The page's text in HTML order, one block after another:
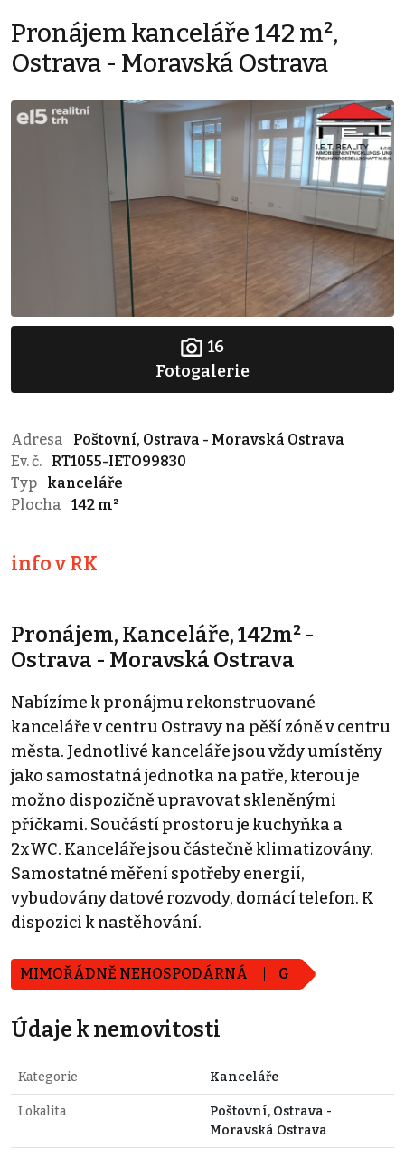
Pronájem kanceláře 142 m²,
Ostrava - Moravská Ostrava
16
Fotogalerie
Adresa
Poštovní, Ostrava - Moravská Ostrava
Ev. č.
RT1055-IETO99830
Typ
kanceláře
Plocha
142 m²
info v RK
Pronájem, Kanceláře, 142m² -
Ostrava - Moravská Ostrava
Nabízíme k pronájmu rekonstruované
kanceláře v centru Ostravy na pěší zóně v centru
města. Jednotlivé kanceláře jsou vždy umístěny
jako samostatná jednotka na patře, kterou je
možno dispozičně upravovat skleněnými
příčkami. Součástí prostoru je kuchyňka a
2xWC. Kanceláře jsou částečně klimatizovány.
Samostatné měření spotřeby energií,
vybudovány datové rozvody, domácí telefon. K
dispozici k nastěhování.
MIMOŘÁDNĚ NEHOSPODÁRNÁ G
Údaje k nemovitosti
Kategorie Kanceláře
Lokalita
Poštovní, Ostrava -
Moravská Ostrava